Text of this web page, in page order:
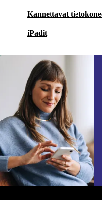
Kannettavat
iPadit
Liity
tilaajaksi ja
Älä missaa
REFURBED